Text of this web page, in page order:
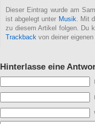
Dieser Eintrag wurde am
ist abgelegt unter Musik . Mit
zu diesem Artikel folgen. Du
Trackback von deiner
Hinterlasse eine